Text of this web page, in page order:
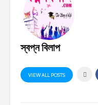
স্বপ্ন বিলাপ
VIEW ALL POSTS